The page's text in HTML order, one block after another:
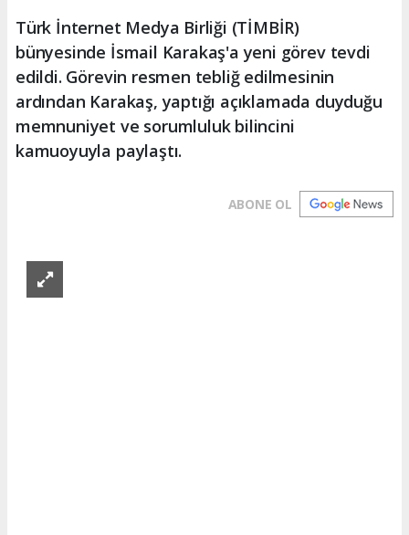
Türk İnternet Medya Birliği (TİMBİR)
bünyesinde İsmail Karakaş'a yeni görev tevdi
edildi. Görevin resmen tebliğ edilmesinin
ardından Karakaş, yaptığı açıklamada duyduğu
memnuniyet ve sorumluluk bilincini
kamuoyuyla paylaştı.
ABONE OL